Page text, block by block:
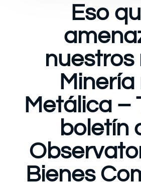
Eso
nuestros
Minería
Metálica –
boletín
Bienes